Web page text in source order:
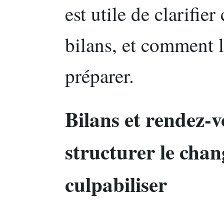
est utile de clarifier
bilans, et comment
préparer.
Bilans et rendez-
structurer le
culpabiliser